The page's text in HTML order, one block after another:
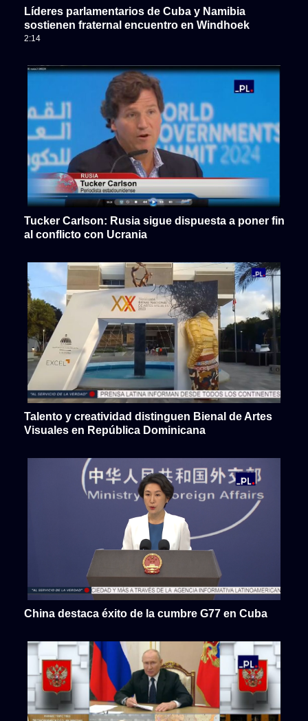
Líderes parlamentarios de Cuba y Namibia
sostienen fraternal encuentro en Windhoek
2:14
Tucker Carlson: Rusia sigue dispuesta a poner fin
al conflicto con Ucrania
Talento y creatividad distinguen Bienal de Artes
Visuales en República Dominicana
China destaca éxito de la cumbre G77 en Cuba